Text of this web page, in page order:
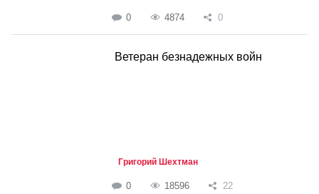
0 4874 0
Ветеран безнадежных войн
Григорий Шехтман
0 18596 22